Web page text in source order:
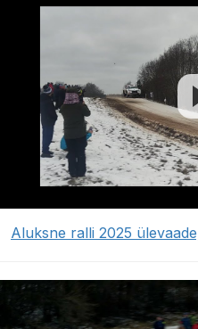
Aluksne ralli 2025